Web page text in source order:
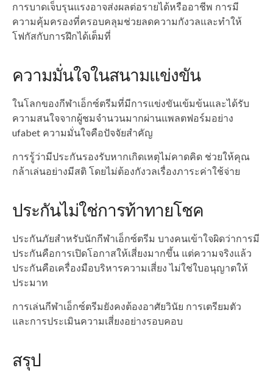
การบาดเจ็บรุนแรงอาจส่งผลต่อรายได้หรืออาชีพ การมี
ความคุ้มครองที่ครอบคลุมช่วยลดความกังวลและทำให้
โฟกัสกับการฝึกได้เต็มที่
ความมั่นใจในสนามแข่งขัน
ในโลกของกีฬาเอ็กซ์ตรีมที่มีการแข่งขันเข้มข้นและได้รับ
ความสนใจจากผู้ชมจำนวนมากผ่านแพลตฟอร์มอย่าง
ufabet ความมั่นใจคือปัจจัยสำคัญ
การรู้ว่ามีประกันรองรับหากเกิดเหตุไม่คาดคิด ช่วยให้คุณ
กล้าเล่นอย่างมีสติ โดยไม่ต้องกังวลเรื่องภาระค่าใช้จ่าย
ประกันไม่ใช่การท้าทายโชค
ประกันภัยสำหรับนักกีฬาเอ็กซ์ตรีม บางคนเข้าใจผิดว่าการมี
ประกันคือการเปิดโอกาสให้เสี่ยงมากขึ้น แต่ความจริงแล้ว
ประกันคือเครื่องมือบริหารความเสี่ยง ไม่ใช่ใบอนุญาตให้
ประมาท
การเล่นกีฬาเอ็กซ์ตรีมยังคงต้องอาศัยวินัย การเตรียมตัว
และการประเมินความเสี่ยงอย่างรอบคอบ
สรุป